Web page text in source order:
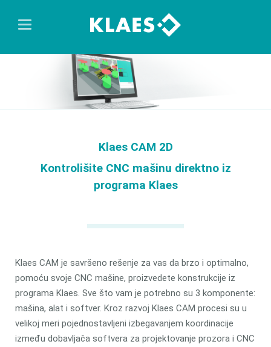
Klaes CAM 2D
Kontrolišite CNC mašinu direktno iz
programa Klaes
Klaes CAM je savršeno rešenje za vas da brzo i optimalno,
pomoću svoje CNC mašine, proizvedete konstrukcije iz
programa Klaes. Sve što vam je potrebno su 3 komponente:
mašina, alat i softver. Kroz razvoj Klaes CAM procesi su u
velikoj meri pojednostavljeni izbegavanjem koordinacije
između dobavljača softvera za projektovanje prozora i CNC